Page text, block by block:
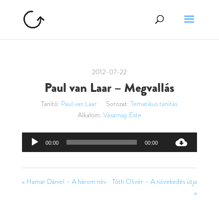
2012-07-22
Paul van Laar – Megvallás
Tanító: Paul van Laar Sorozat: Tematikus tanítás
Alkalom: Vasárnap Este
Audió
00:00 00:00
« Hamar Dániel – A három név Tóth Olivér – A növekedés útja
»